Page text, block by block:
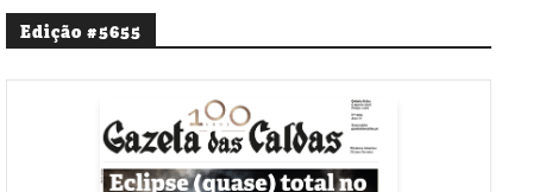
Edição #5655